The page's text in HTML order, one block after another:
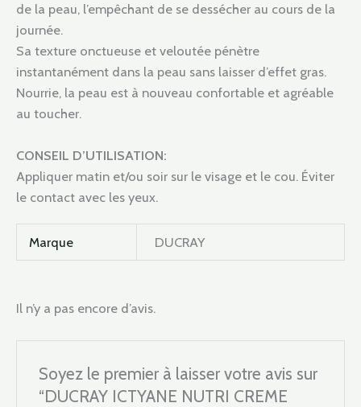
de la peau, l’empêchant de se dessécher au cours de la
journée.
Sa texture onctueuse et veloutée pénètre
instantanément dans la peau sans laisser d’effet gras.
Nourrie, la peau est à nouveau confortable et agréable
au toucher.
CONSEIL D’UTILISATION:
Appliquer matin et/ou soir sur le visage et le cou. Éviter
le contact avec les yeux.
Marque DUCRAY
Il n’y a pas encore d’avis.
Soyez le premier à laisser votre avis sur
“DUCRAY ICTYANE NUTRI CREME